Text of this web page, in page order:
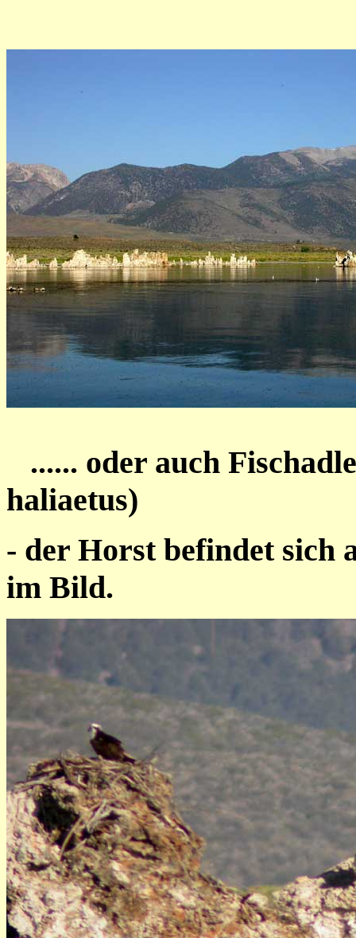
...... oder auch
haliaetus)
- der Horst befindet sich
im Bild.